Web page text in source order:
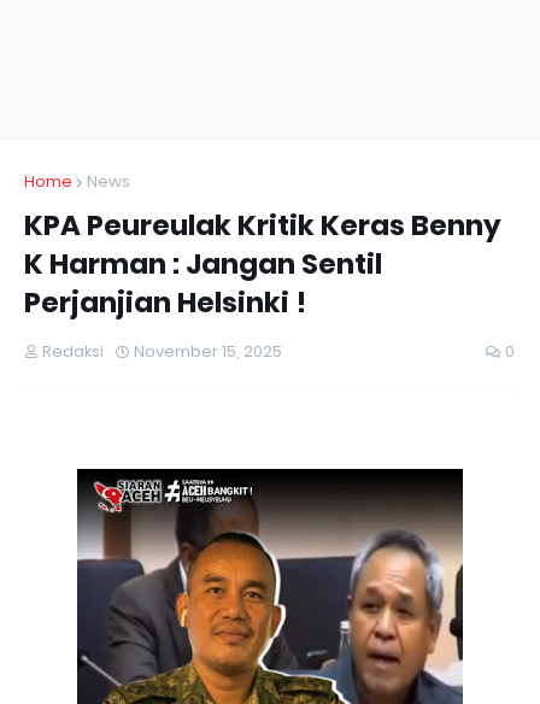
Home News
KPA Peureulak Kritik Keras Benny
K Harman : Jangan Sentil
Perjanjian Helsinki ! ‎
Redaksi November 15, 2025 0